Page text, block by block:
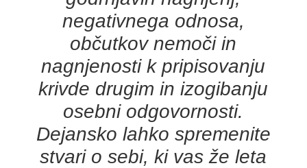
negativnega odnosa,
občutkov nemoči in
nagnjenosti k pripisovanju
krivde drugim in izogibanju
osebni odgovornosti.
Dejansko lahko spremenite
stvari o sebi, ki vas že leta